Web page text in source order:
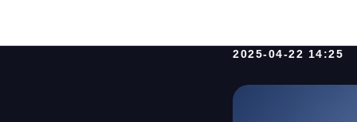
2025-04-22 14:25